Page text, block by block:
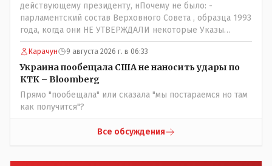
действующему президенту, нПочему не было: -
парламентский состав Верховного Совета , образца 1993
года, когда они НЕ УТВЕРЖДАЛИ некоторые Указы
Назарбаева, особенно в части выборов и перевыборов и
некоторых вопросах внутренней политики, и тогда
Назарбай волевым Указом РАСПУСТИЛ этот бунтарский
состав. Имя - Серикболсын Абдильдин вам знакомо -
юывший секретарь ЦК КП Казахстана , впоследствии -
депутат Верховного Совета и Мажлиса и Председатель
партии коммунстов- он в то время и после и причём
НЕОДНОКРАТНО, указывал и многократно на недостатки
Назарбая и предлагал ему самому ДОБРОВОЛЬНО уйти с
Карачун 9 августа 2026 г. в 06:33
Украина пообещала США не наносить удары по
КТК – Bloomberg
Прямо "пообещала" или сказала "мы постараемся но там
как получится"?
Все обсуждения